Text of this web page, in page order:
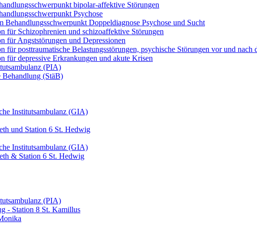
bipolar-affektive Störungen
Psychose
Behandlungsschwerpunkt Doppeldiagnose Psychose und Sucht
für Schizophrenien und schizoaffektive Störungen
für Angststörungen und Depressionen
für posttraumatische Belastungsstörungen, psychische Störungen vor und nach
für depressive Erkrankungen und akute Krisen
(PIA)
Behandlung (StäB)
Institutsambulanz (GIA)
und Station 6 St. Hedwig
Institutsambulanz (GIA)
& Station 6 St. Hedwig
(PIA)
- Station 8 St. Kamillus